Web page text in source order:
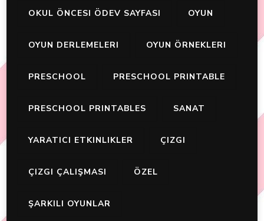
OKUL ÖNCESI ÖDEV SAYFASI OYUN
OYUN DERLEMELERI OYUN ÖRNEKLERI
PRESCHOOL PRESCHOOL PRINTABLE
PRESCHOOL PRINTABLES SANAT
YARATICI ETKINLIKLER ÇIZGI
ÇIZGI ÇALIŞMASI ÖZEL
ŞARKILI OYUNLAR